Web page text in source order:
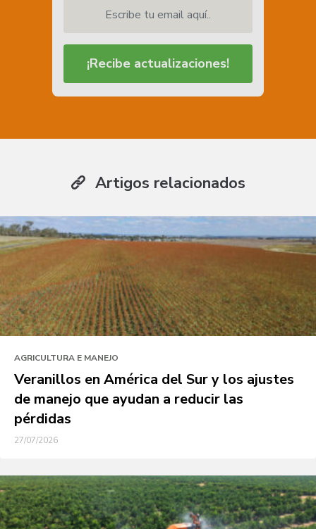
¡Recibe actualizaciones!
Artigos relacionados
AGRICULTURA E MANEJO
Veranillos en América del Sur y los ajustes
de manejo que ayudan a reducir las
pérdidas
27/07/2026